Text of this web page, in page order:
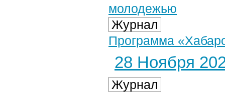
молодежью
Журнал
Программа
28 Ноября
Журнал